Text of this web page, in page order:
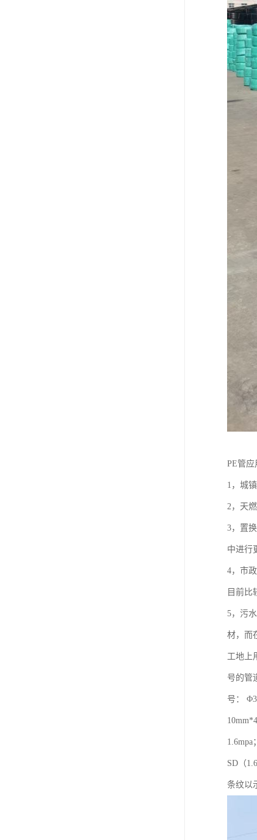
PE管应
1，城
2，天
3，置
中进行
4，市
目前比
5，污
材，而
工地上
号的管
号：
1.6mpa
SD（
条纹以